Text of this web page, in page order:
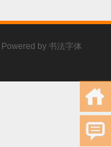
Powered by 书法字体